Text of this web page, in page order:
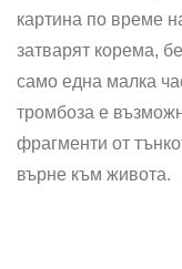
картина по време
затварят корема,
само една малка
тромбоза е
фрагменти от
върне към живота.